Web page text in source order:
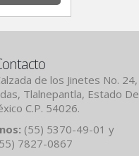
de los Jinetes No. 24,
Tlalnepantla, Estado De
C.P. 54026.
(55) 5370-49-01 y
7827-0867